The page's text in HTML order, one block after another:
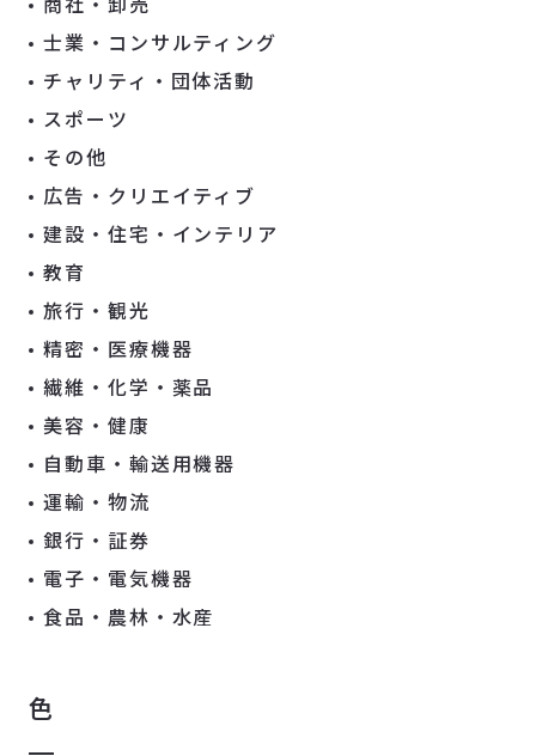
商社・卸売
士業・コンサルティング
チャリティ・団体活動
スポーツ
その他
広告・クリエイティブ
建設・住宅・インテリア
教育
旅行・観光
精密・医療機器
繊維・化学・薬品
美容・健康
自動車・輸送用機器
運輸・物流
銀行・証券
電子・電気機器
食品・農林・水産
色